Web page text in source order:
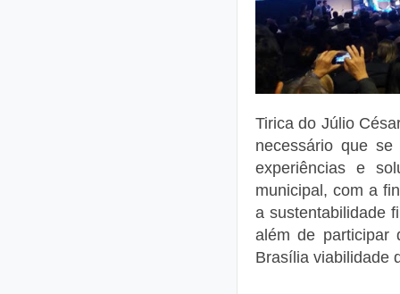
Tirica do Júlio
necessário que se
experiências e
municipal, com a
a sustentabilidade
além de participar
Brasília viabilidade